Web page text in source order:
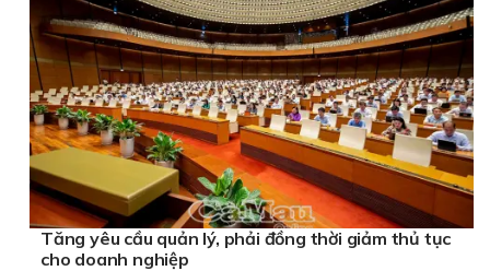
Tăng yêu cầu quản lý, phải đồng thời giảm thủ tục
cho doanh nghiệp